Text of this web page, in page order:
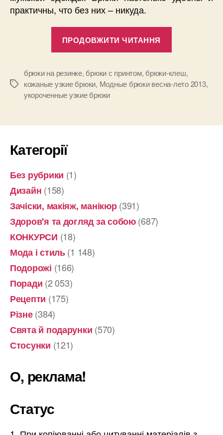
практичны, что без них – никуда.
ПРОДОВЖИТИ ЧИТАННЯ
лето
2013”
Позначки
брюки на резинке, брюки с принтом, брюки-клеш,
кожаные узкие брюки, Модные брюки весна-лето 2013,
укороченные узкие брюки
Категорії
Без рубрики (1)
Дизайн (158)
Зачіски, макіяж, манікюр(391)
Здоров'я та догляд за собою(687)
КОНКУРСИ (18)
Мода і стиль(1 148)
Подорожі (166)
Поради (2 053)
Рецепти (175)
Різне(384)
Свята й подарунки (570)
Стосунки (121)
О, реклама!
Статус